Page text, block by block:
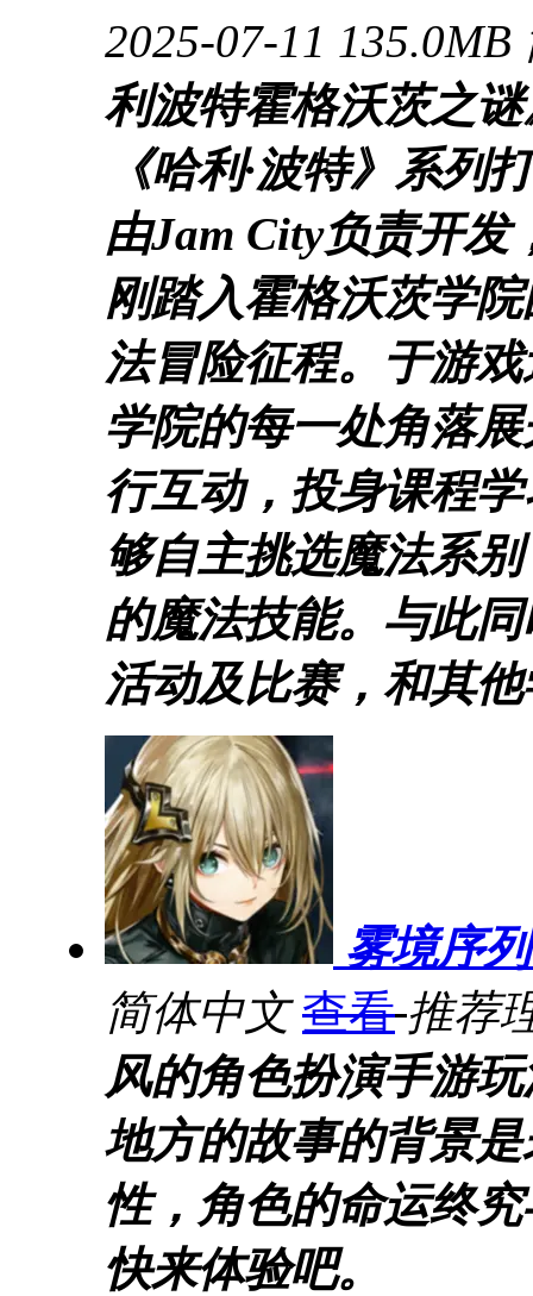
2025-07-11 135.0MB
利波特霍格沃茨之
《哈利·波特》系列
由Jam City负责开
刚踏入霍格沃茨学
法冒险征程。于游
学院的每一处角落
行互动，投身课程
够自主挑选魔法系
的魔法技能。与此
活动及比赛，和其
雾境序列
简体中文 查看 推荐
风的角色扮演手游
地方的故事的背景
性，角色的命运终
快来体验吧。